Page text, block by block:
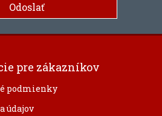
pre zákazníkov
podmienky
údajov